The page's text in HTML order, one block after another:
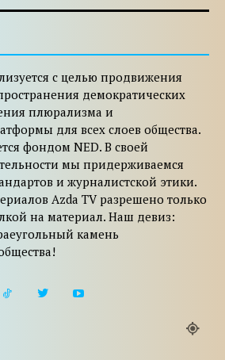
с целью продвижения
демократических
плюрализма и
для всех слоев общества.
фондом NED. В своей
мы придерживаемся
и журналистской этики.
Azda TV разрешено только
на материал. Наш девиз:
камень